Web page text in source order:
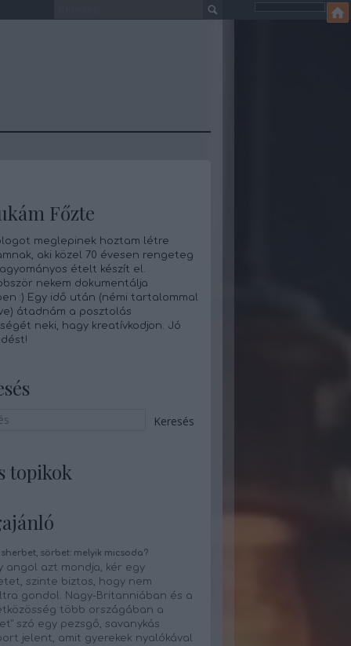
Főzte
meglepinek hoztam létre
aki közel 70 évesen rengeteg
ételt készít el.
nekem dokumentálja
:) Egy idő után (némi tartalommal
átadnám a posztolás
neki, hagy kreatívkodjon. Jó
topikok
sörbet: melyik micsoda?
angol azt mondja, kér egy
szinte biztos, hogy nem
gondol. Nagy-Britanniában és a
több országában a
szó egy pezsgő, savanykás
jelent, amit gyerekek nyalókával